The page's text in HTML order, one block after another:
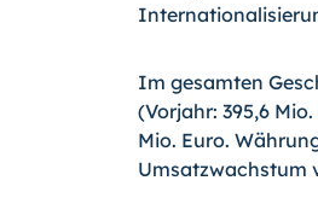
Im gesamten
(Vorjahr: 395,6
Mio. Euro.
Umsatzwachstum